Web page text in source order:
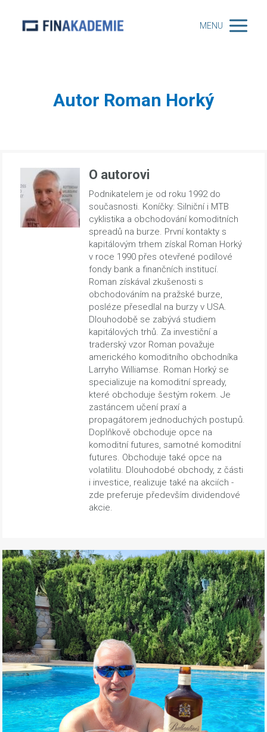
MENU
Autor Roman Horký
O autorovi
Podnikatelem je od roku 1992 do
současnosti. Koníčky: Silniční i MTB
cyklistika a obchodování komoditních
spreadů na burze. První kontakty s
kapitálovým trhem získal Roman Horký
v roce 1990 přes otevřené podílové
fondy bank a finančních institucí.
Roman získával zkušenosti s
obchodováním na pražské burze,
posléze přesedlal na burzy v USA.
Dlouhodobě se zabývá studiem
kapitálových trhů. Za investiční a
traderský vzor Roman považuje
amerického komoditního obchodníka
Larryho Williamse. Roman Horký se
specializuje na komoditní spready,
které obchoduje šestým rokem. Je
zastáncem učení praxí a
propagátorem jednoduchých postupů.
Doplňkově obchoduje opce na
komoditní futures, samotné komoditní
futures. Obchoduje také opce na
volatilitu. Dlouhodobé obchody, z části
i investice, realizuje také na akciích -
zde preferuje především dividendové
akcie.